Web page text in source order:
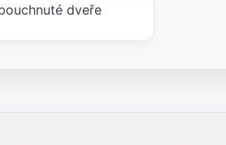
dveře